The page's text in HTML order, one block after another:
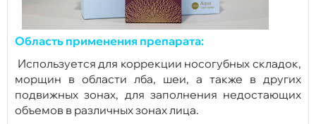
Область применения препарата:
Используется для коррекции носогубных складок,
морщин в области лба, шеи, а также в других
подвижных зонах, для заполнения недостающих
объемов в различных зонах лица.